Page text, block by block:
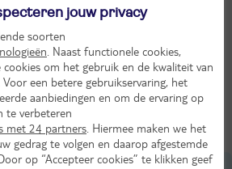
snorkel en zwem tussen de kleurrijke
hun thuis hebben gevonden. De riffen
en zitten vol leven. En als de trek
Italiaanse restaurant, pittige curry's en
proeft. De à-la-carterestaurants van
Resort & Spa verwennen je elke
buffet is ook een optie natuurlijk. Dit is
is.
jouw privacy
soorten
. Naast functionele cookies,
cookies om het gebruik en de kwaliteit van
een betere gebruikservaring, het
aanbiedingen en om de ervaring op
te verbeteren
met 24 partners . Hiermee maken we het
gedrag te volgen en daarop afgestemde
op “Accepteer cookies” te klikken geef